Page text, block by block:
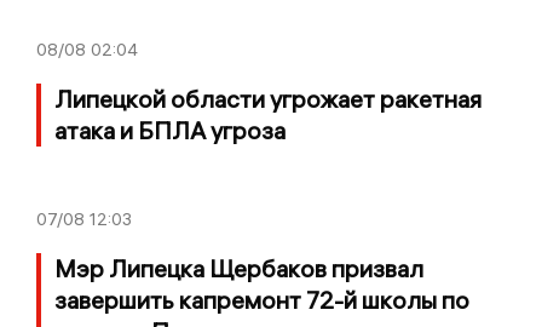
08/08 02:04
Липецкой области угрожает ракетная
атака и БПЛА угроза
07/08 12:03
Мэр Липецка Щербаков призвал
завершить капремонт 72-й школы по